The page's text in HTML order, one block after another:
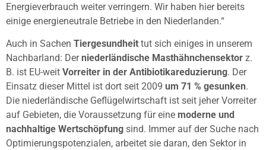
Energieverbrauch weiter verringern. Wir haben hier bereits
einige energieneutrale Betriebe in den Niederlanden.“
Auch in Sachen Tiergesundheit tut sich einiges in unserem
Nachbarland: Derniederländische Masthähnchensektor z.
B. ist EU-weit Vorreiter in der Antibiotikareduzierung. Der
Einsatz dieser Mittel ist dort seit 2009 um 71 % gesunken.
Die niederländische Geflügelwirtschaft ist seit jeher Vorreiter
auf Gebieten, die Voraussetzung für eine moderne und
nachhaltige Wertschöpfung sind. Immer auf der Suche nach
Optimierungspotenzialen, arbeitet sie daran, den Sektor in